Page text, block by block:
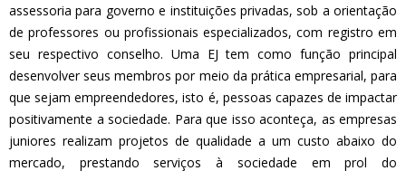
assessoria para governo e instituições privadas, sob a orientação
de professores ou profissionais especializados, com registro em
seu respectivo conselho. Uma EJ tem como função principal
desenvolver seus membros por meio da prática empresarial, para
que sejam empreendedores, isto é, pessoas capazes de impactar
positivamente a sociedade. Para que isso aconteça, as empresas
juniores realizam projetos de qualidade a um custo abaixo do
mercado, prestando serviços à sociedade em prol do